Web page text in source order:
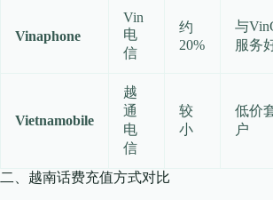
Vinaphone
Vin
电
信
约
20%
与
服务
Vietnamobile
越
通
电
信
较
小
低价
户
二、越南话费充值方式对比